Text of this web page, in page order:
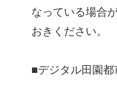
なっている場合
おきください。
■デジタル田園